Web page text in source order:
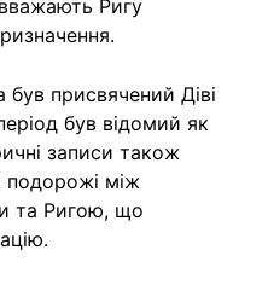
Ригу
присвячений Діві
був відомий як
записи також
подорожі між
та Ригою, що